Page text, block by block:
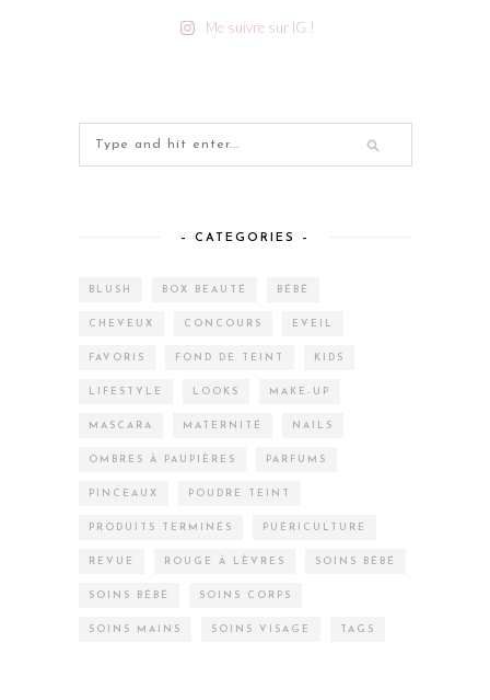
Me suivre sur IG !
– CATEGORIES –
BLUSH BOX BEAUTÉ BÉBÉ
CHEVEUX CONCOURS EVEIL
FAVORIS FOND DE TEINT KIDS
LIFESTYLE LOOKS MAKE-UP
MASCARA MATERNITÉ NAILS
OMBRES À PAUPIÈRES PARFUMS
PINCEAUX POUDRE TEINT
PRODUITS TERMINÉS PUÉRICULTURE
REVUE ROUGE À LÈVRES SOINS BÉBÉ
SOINS BÉBÉ SOINS CORPS
SOINS MAINS SOINS VISAGE TAGS